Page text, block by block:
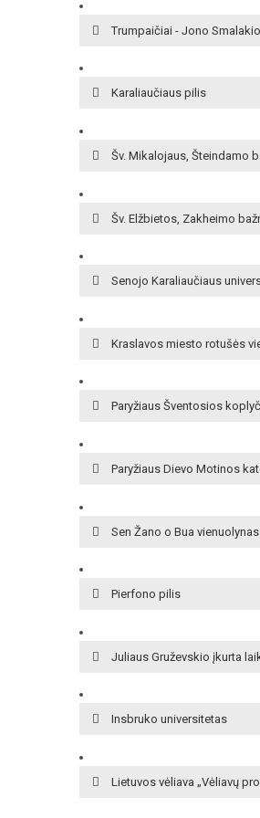
Trumpaičiai - Jono
Karaliaučiaus pilis
Šv. Mikalojaus, Šteindamo
Šv. Elžbietos, Zakheimo
Senojo Karaliaučiaus
Kraslavos miesto rotušės
Paryžiaus Šventosios
Paryžiaus Dievo Motinos
Sen Žano o Bua vienuolynas
Pierfono pilis
Juliaus Gruževskio įkurta
Insbruko universitetas
Lietuvos vėliava „Vėliavų